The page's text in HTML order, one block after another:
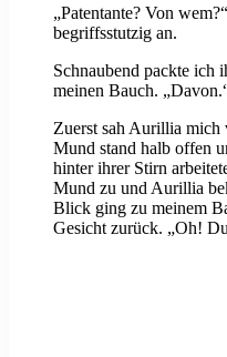
„Patentante? Von
begriffsstutzig an.
Schnaubend packte ich
meinen Bauch.
Zuerst sah Aurillia
Mund stand halb offen
hinter ihrer Stirn
Mund zu und Aurillia
Blick ging zu meinem
Gesicht zurück. „Oh!